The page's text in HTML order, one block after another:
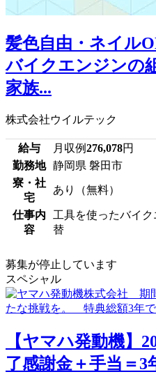
髪色自由・ネイル
バイクエンジンの
家族...
株式会社ウイルテック
給与 月収例276,078円
勤務地
静岡県 磐田市
寮・社
宅
あり（無料）
仕事内
容
工具を使ったバイ
替
募集が停止しています
スペシャル
【ヤマハ発動機】
了感謝金＋手当＝3